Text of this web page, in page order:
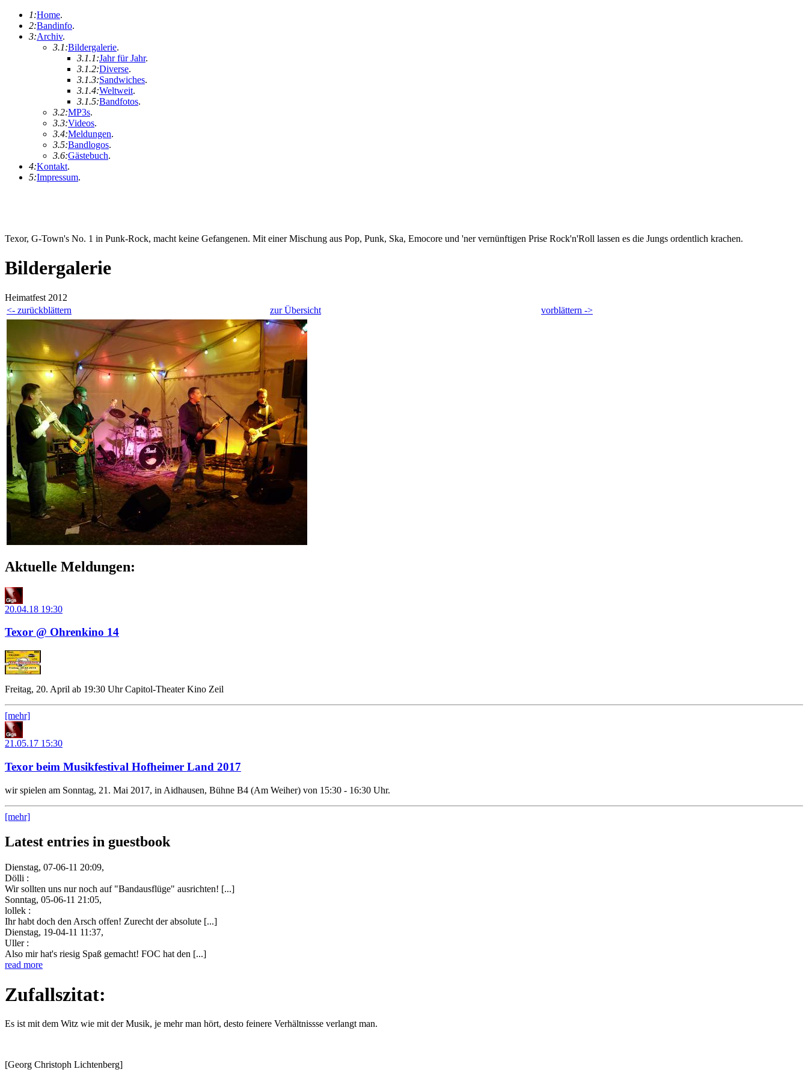
1:Home.
2:Bandinfo.
3:Archiv.
3.1:Bildergalerie.
3.1.1:Jahr für Jahr.
3.1.2:Diverse.
3.1.3:Sandwiches.
3.1.4:Weltweit.
3.1.5:Bandfotos.
3.2:MP3s.
3.3:Videos.
3.4:Meldungen.
3.5:Bandlogos.
3.6:Gästebuch.
4:Kontakt.
5:Impressum.
Texor, G-Town's No. 1 in Punk-Rock, macht keine Gefangenen. Mit einer Mischung aus Pop, Punk, Ska, Emocore und 'ner vernünftigen Prise Rock'n'Roll lassen es die Jungs ordentlich krachen.
Bildergalerie
Heimatfest 2012
<- zurückblättern
zur Übersicht vorblättern ->
Aktuelle Meldungen:
20.04.18 19:30
Texor @ Ohrenkino 14
Freitag, 20. April ab 19:30 Uhr Capitol-Theater Kino Zeil
[mehr]
21.05.17 15:30
Texor beim Musikfestival Hofheimer Land 2017
wir spielen am Sonntag, 21. Mai 2017, in Aidhausen, Bühne B4 (Am Weiher) von 15:30 - 16:30 Uhr.
[mehr]
Latest entries in guestbook
Dienstag, 07-06-11 20:09,
Dölli :
Wir sollten uns nur noch auf "Bandausflüge" ausrichten! [...]
Sonntag, 05-06-11 21:05,
lollek :
Ihr habt doch den Arsch offen! Zurecht der absolute [...]
Dienstag, 19-04-11 11:37,
Uller :
Also mir hat's riesig Spaß gemacht! FOC hat den [...]
read more
Zufallszitat:
Es ist mit dem Witz wie mit der Musik, je mehr man hört, desto feinere Verhältnissse verlangt man.
[Georg Christoph Lichtenberg]